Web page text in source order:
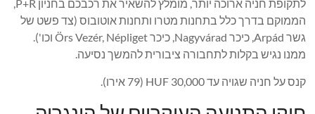
הממוקם בדרך כלל בתחנות מטרו ותחנות אוטובוס (צד פשט של
גשר Arpád, כיכר Nagyvárad, כיכר Örs Vezér, Népliget וכו').
ממנו נגיש בקלות לתחבורה ציבורית להמשך נסיעה.
קנס על חניה שגויה עד 30,000 HUF (79 אירו).